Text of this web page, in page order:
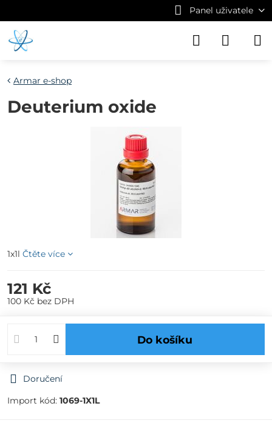
Panel uživatele
Armar e-shop
Deuterium oxide
1x1l Čtěte více
121 Kč
100 Kč bez DPH
Do košíku
Doručení
Import kód: 1069-1X1L